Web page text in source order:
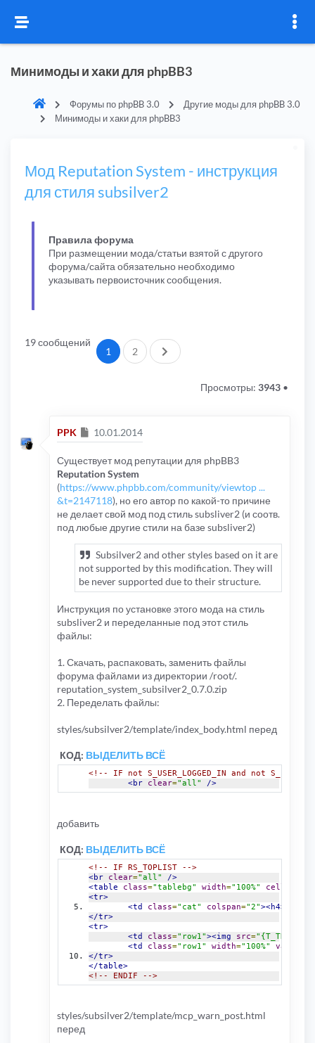
Минимоды и хаки для phpBB3
Форумы по phpBB 3.0
Другие моды для phpBB 3.0
Минимоды и хаки для phpBB3
Мод Reputation System - инструкция
для стиля subsilver2
Правила форума
При размещении мода/статьи взятой с другого
форума/сайта обязательно необходимо
указывать первоисточник сообщения.
19 сообщений
1 2 След.
Просмотры: 3943 •
PPK Сообщение
10.01.2014
Существует мод репутации для phpBB3
Reputation System
(https://www.phpbb.com/community/viewtop ...
&t=2147118), но его автор по какой-то причине
не делает свой мод под стиль subsliver2 (и соотв.
под любые другие стили на базе subsliver2)
Subsilver2 and other styles based on it are
not supported by this modification. They will
be never supported due to their structure.
Инструкция по установке этого мода на стиль
subsliver2 и переделанные под этот стиль
файлы:
1. Скачать, распаковать, заменить файлы
форума файлами из директории /root/.
reputation_system_subsilver2_0.7.0.zip
2. Переделать файлы:
styles/subsilver2/template/index_body.html перед
КОД: ВЫДЕЛИТЬ ВСЁ
<!-- IF not S_USER_LOGGED_IN and not
<br
clear="all" />
добавить
КОД: ВЫДЕЛИТЬ ВСЁ
<!-- IF RS_TOPLIST -->
<br
clear="all"
/>
<table
class="tablebg" width="100%"
<tr>
<td
class="cat" colspan="2"><h4>
</tr>
<tr>
<td
class="row1"><img src=
<td
class="row1" width="100%" valign
</tr>
</table>
<!-- ENDIF -->
styles/subsilver2/template/mcp_warn_post.html
перед